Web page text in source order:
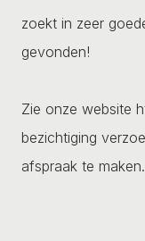
zoekt in zeer
gevonden!
Zie onze website
bezichtiging
afspraak te maken.